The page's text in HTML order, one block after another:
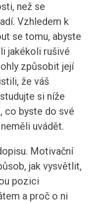
než se
Vzhledem k
se tomu, abyste
jakékoli rušivé
způsobit její
že váš
si níže
co byste do své
uvádět.
Motivační
jak vysvětlit,
pozici
a proč o ni